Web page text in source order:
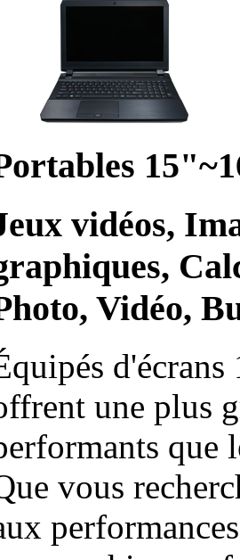
vidéos,
Vidéo,
une plus
que
vous